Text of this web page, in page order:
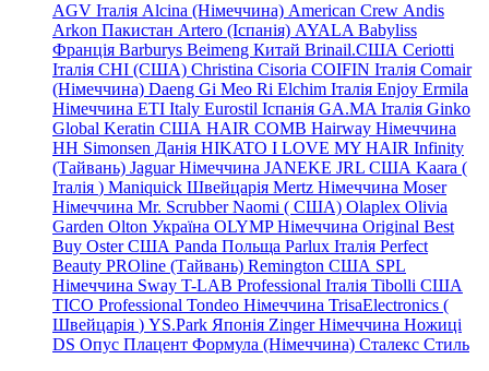
AGV Італія Alcina (Німеччина) American Crew Andis
Arkon Пакистан Artero (Іспанія) AYALA Babyliss
Франція Barburys Beimeng Китай Brinail.США Ceriotti
Італія CHI (США) Christina Cisoria COIFIN Італія Comair
(Німеччина) Daeng Gi Meo Ri Elchim Італія Enjoy Ermila
Німеччина ETI Italy Eurostil Іспанія GA.MA Італія Ginko
Global Keratin США HAIR COMB Hairway Німеччина
HH Simonsen Данія HIKATO I LOVE MY HAIR Infinity
(Тайвань) Jaguar Німеччина JANEKE JRL США Kaara (
Італія ) Maniquick Швейцарія Mertz Німеччина Moser
Німеччина Mr. Scrubber Naomi ( США) Olaplex Olivia
Garden Olton Україна OLYMP Німеччина Original Best
Buy Oster США Panda Польща Parlux Італія Perfect
Beauty PROline (Тайвань) Remington США SPL
Німеччина Sway T-LAB Professional Італія Tibolli США
TICO Professional Tondeo Німеччина TrisaElectronics (
Швейцарія ) YS.Park Японія Zinger Німеччина Ножиці
DS Опус Плацент Формула (Німеччина) Сталекс Стиль